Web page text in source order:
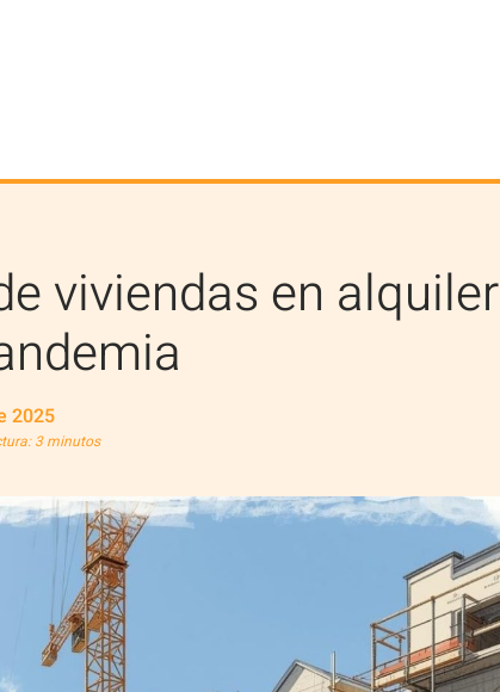
viviendas en alquiler
2025
3 minutos